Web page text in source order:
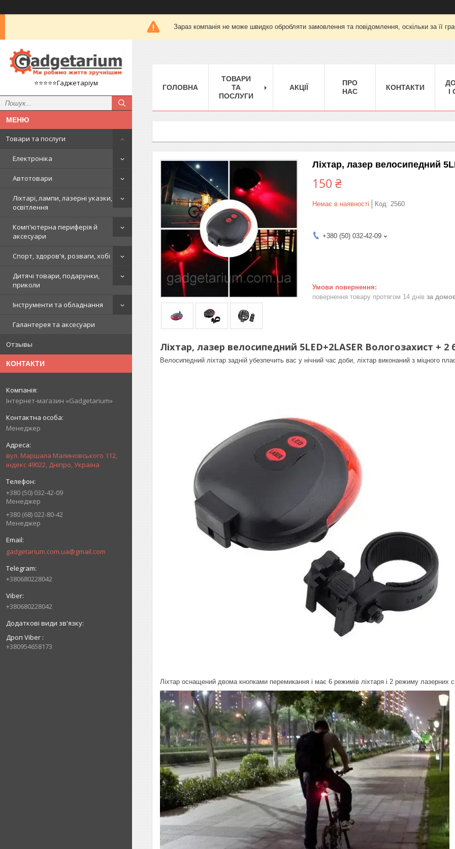
Зараз компанія не може швидко обробляти замовлення та повідомлення, оскільки за її
⭐️⭐️⭐️⭐️⭐️Гаджетаріум
Товари та послуги
Електроніка
Автотовари
Ліхтарі, лампи, лазерні указки,
освітлення
Комп'ютерна периферія й
аксесуари
Спорт, здоров'я, розваги, хобі
Дитячі товари, подарунки,
приколи
Інструменти та обладнання
Галантерея та аксесуари
Отзывы
КОНТАКТИ
Інтернет-магазин «Gadgetarium»
Менеджер
вул. Маршала Малиновського 112,
індекс 49022, Дніпро, Україна
+380 (50) 032-42-09
Менеджер
+380 (68) 022-80-42
Менеджер
gadgetarium.com.ua@gmail.com
+380680228042
+380680228042
Дроп Viber
+380954658173
ГОЛОВНА
ТОВАРИ
ТА
ПОСЛУГИ
АКЦІЇ
ПРО
НАС
КОНТАКТИ
І
Ліхтар, лазер велосипедний
150 ₴
Немає в наявності Код: 2560
+380 (50) 032-42-09
повернення товару протягом 14 днів за
Ліхтар, лазер велосипедний 5LED+2LASER Вологозахист + 2
Велосипедний ліхтар задній убезпечить вас у нічний час доби, ліхтар виконаний з міцного
Ліхтар оснащений двома кнопками перемикання і має 6 режимів ліхтаря і 2 режиму лазерних